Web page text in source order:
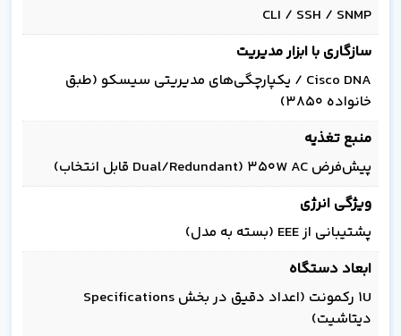
CLI / SSH / SNMP
سازگاری با ابزار مدیریت
Cisco DNA / یکپارچگی‌های مدیریتی سیسکو (طبق
خانواده 3850)
منبع تغذیه
پیش‌فرض 350W AC (Dual/Redundant قابل انتخاب)
ویژگی انرژی
پشتیبانی از EEE (بسته به مدل)
ابعاد دستگاه
1U رکمونت (اعداد دقیق در بخش Specifications
دیتاشیت)